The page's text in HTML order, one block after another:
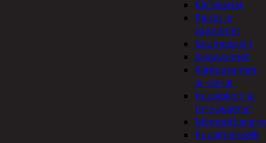
Kärkisarjat
Räikät ja
vääntimet
Iskumeisselit
Jakoavaimet
Kiintoavaimet
ja -sarjat
Kuusiokolo ja
torx-avaimet
Ruuvimeisselit